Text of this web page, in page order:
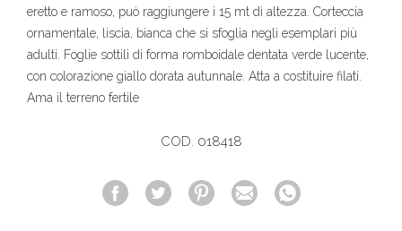
eretto e ramoso, può raggiungere i 15 mt di altezza. Corteccia
ornamentale, liscia, bianca che si sfoglia negli esemplari più
adulti. Foglie sottili di forma romboidale dentata verde lucente,
con colorazione giallo dorata autunnale. Atta a costituire filati.
Ama il terreno fertile
COD. 018418